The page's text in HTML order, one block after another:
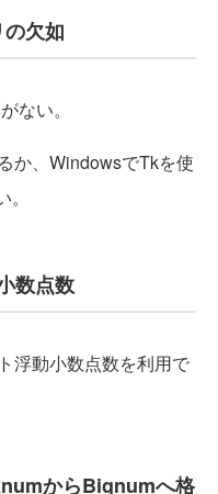
欠如
ない。
か、WindowsでTkを使
数点数
浮動小数点数を利用で
からBignumへ格